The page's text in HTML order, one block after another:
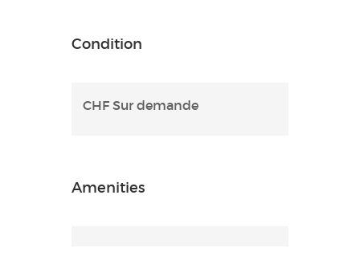
Condition
CHF Sur demande
Amenities